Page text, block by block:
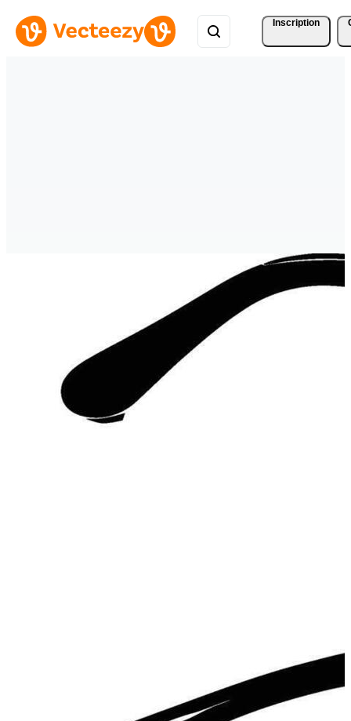
Inscription